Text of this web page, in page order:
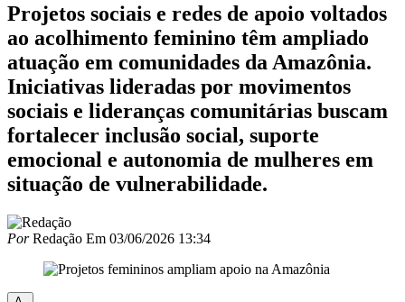
Projetos sociais e redes de apoio voltados
ao acolhimento feminino têm ampliado
atuação em comunidades da Amazônia.
Iniciativas lideradas por movimentos
sociais e lideranças comunitárias buscam
fortalecer inclusão social, suporte
emocional e autonomia de mulheres em
situação de vulnerabilidade.
PorRedação Em 03/06/2026 13:34